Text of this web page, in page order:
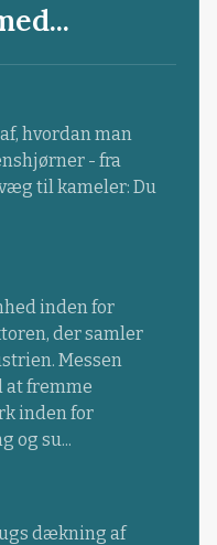
hvordan man
- fra
til kameler: Du
inden for
der samler
Messen
fremme
inden for
og su...
dækning af